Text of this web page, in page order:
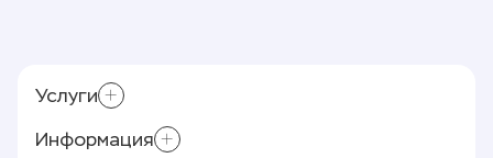
Услуги
Склеротерапия
Информация